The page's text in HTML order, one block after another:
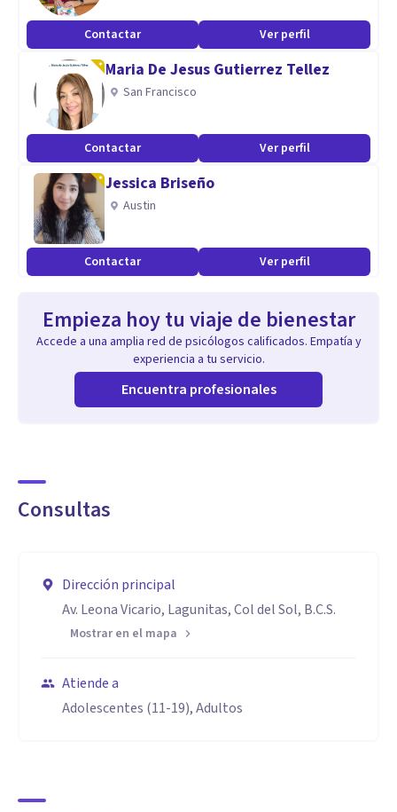
Contactar Ver perfil
Maria De Jesus Gutierrez Tellez
San Francisco
Contactar Ver perfil
Jessica Briseño
Austin
Contactar Ver perfil
Empieza hoy tu viaje de bienestar
Accede a una amplia red de psicólogos calificados. Empatía y
experiencia a tu servicio.
Encuentra profesionales
Consultas
Dirección principal
Av. Leona Vicario, Lagunitas, Col del Sol, B.C.S.
Mostrar en el mapa
Atiende a
Adolescentes (11-19), Adultos